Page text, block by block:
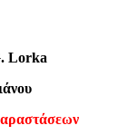
. Lorka